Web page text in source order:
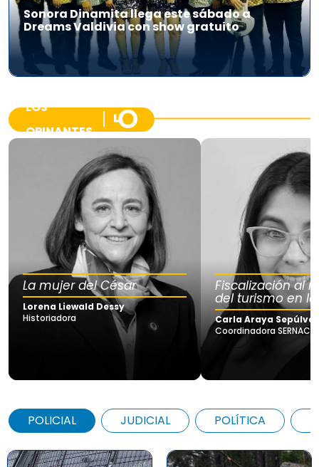
Sonora Dinamita llega este sábado a
Dreams Valdivia con show gratuito
LOS
OPINANTES
La mujer del César
Lorena Liewald Dessy
Historiadora
Fiscalización al
del turismo en
Carla Araya
Coordinadora SERNAC
POLICIAL JUDICIAL POLÍTICA